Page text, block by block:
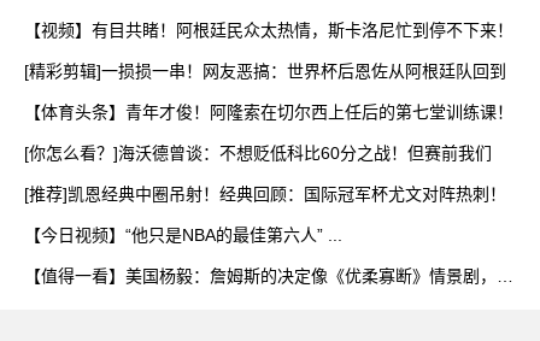
【视频】有目共睹！阿根廷民众太热情，斯卡洛尼忙到停不下来！
[精彩剪辑]一损损一串！网友恶搞：世界杯后恩佐从阿根廷队回到
【体育头条】青年才俊！阿隆索在切尔西上任后的第七堂训练课！
[你怎么看？]海沃德曾谈：不想贬低科比60分之战！但赛前我们
[推荐]凯恩经典中圈吊射！经典回顾：国际冠军杯尤文对阵热刺！
【今日视频】“他只是NBA的最佳第六人” ...
【值得一看】美国杨毅：詹姆斯的决定像《优柔寡断》情景剧，为